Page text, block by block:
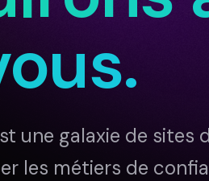
une galaxie de sites
les métiers de